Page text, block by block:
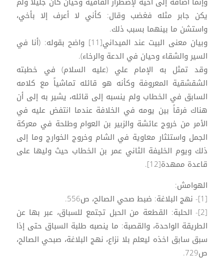
يكن جابر مثله فغضب وقال: كأني لا أعرف إلا بأخي،
واستشن ما بينهما بسبب ذلك.
وبيان معنى البيت عند الميداني[11] واضح بقوله: (أنا في
السير والشقاء وحيان في الدعة والرخاء).
وقد تمثل به الإمام علي (عليه السلام) في خطبته
الشقشقية المعروفة وكأنه هو قائله تماشياً مع كلامه
السابق في الخطاب ولم ينسبه إلى قائله، يشير به إلى أن
هناك فرقاً بين يومه في الخلافة عندما انتفض عليه في
الأمر من خروج عائشة والزبير بن العوام وطلحة في معركة
الجمل واستئثار معاوية في الشام وخروج الخوارج وما إلى
ذلك ويوم الخليفة الثاني عمر بن الخطاب حيث وليها على
قاعدة ممهدة[12].
الهوامش:
[1]- نهج البلاغة: ضبط صحي الصالح، ص556.
[2]- الحلبة: القطعة من الحبل تجتمع للسباق، عبر بها عن
الطريقة الواحدة، والقصبة: ما ينصبه طلبة السباق حتى إذا
سبق سابق اخذه ليعلم بلا نزاع، نهج البلاغة، صبحي الصالح،
ص729.